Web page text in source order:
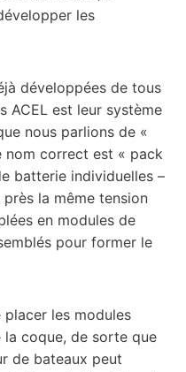
les
développées de tous
ACEL est leur système
nous parlions de «
nom correct est « pack
batterie individuelles –
la même tension
en modules de
pour former le
placer les modules
coque, de sorte que
de bateaux peut